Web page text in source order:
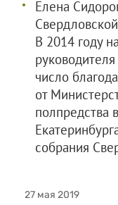
Елена
В 2014 году
число
от
полпредства
собрания
27 мая 2019